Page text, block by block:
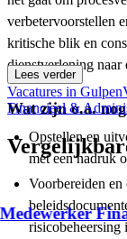
verbetervoorstellen
kritische blik en
dienstverlening naar
Wat zijn o.a.
Opstellen en
met een nadruk
Voorbereiden
risicobeheersing
Lees verder
Vacatures in Gulpen
Financieel &
Medewerker